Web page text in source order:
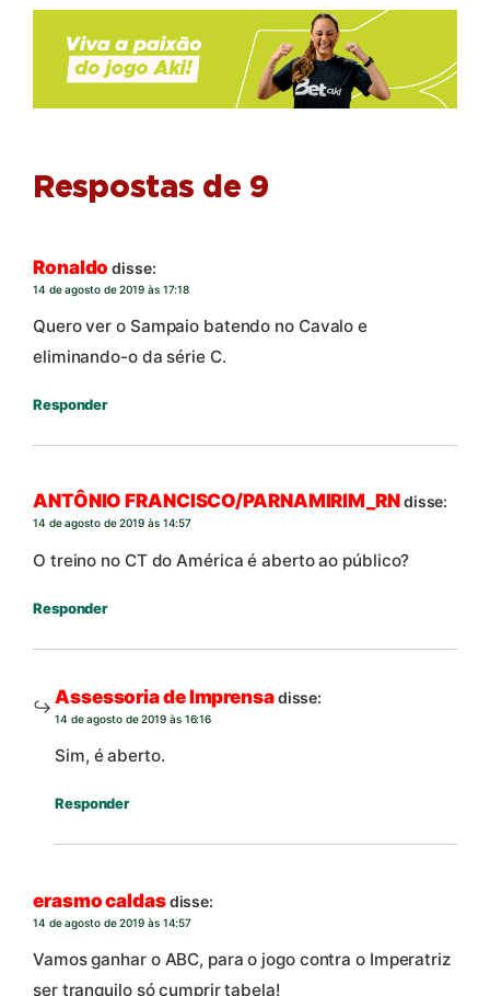
Respostas de 9
Ronaldo disse:
14 de agosto de 2019 às 17:18
Quero ver o Sampaio batendo no Cavalo e
eliminando-o da série C.
Responder
ANTÔNIO FRANCISCO/PARNAMIRIM_RNdisse:
14 de agosto de 2019 às 14:57
O treino no CT do América é aberto ao público?
Responder
Assessoria de Imprensadisse:
14 de agosto de 2019 às 16:16
Sim, é aberto.
Responder
erasmo caldasdisse:
14 de agosto de 2019 às 14:57
Vamos ganhar o ABC, para o jogo contra o Imperatriz
ser tranquilo só cumprir tabela!